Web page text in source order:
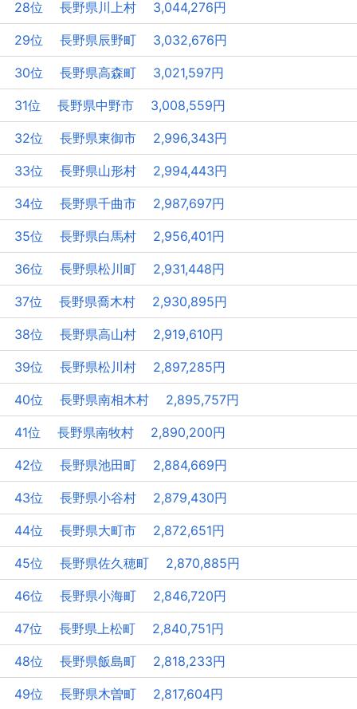
28位 長野県川上村 3,044,276円
29位 長野県辰野町 3,032,676円
30位 長野県高森町 3,021,597円
31位 長野県中野市 3,008,559円
32位 長野県東御市 2,996,343円
33位 長野県山形村 2,994,443円
34位 長野県千曲市 2,987,697円
35位 長野県白馬村 2,956,401円
36位 長野県松川町 2,931,448円
37位 長野県喬木村 2,930,895円
38位 長野県高山村 2,919,610円
39位 長野県松川村 2,897,285円
40位 長野県南相木村 2,895,757円
41位 長野県南牧村 2,890,200円
42位 長野県池田町 2,884,669円
43位 長野県小谷村 2,879,430円
44位 長野県大町市 2,872,651円
45位 長野県佐久穂町 2,870,885円
46位 長野県小海町 2,846,720円
47位 長野県上松町 2,840,751円
48位 長野県飯島町 2,818,233円
49位 長野県木曽町 2,817,604円